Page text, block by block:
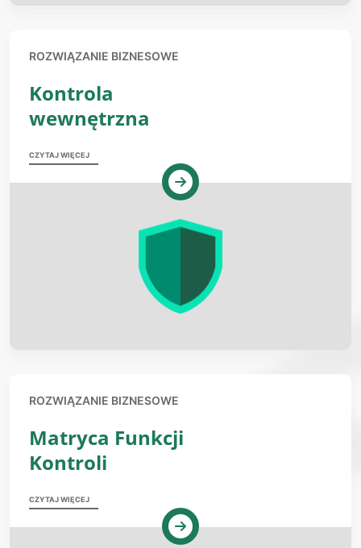
ROZWIĄZANIE BIZNESOWE
Kontrola
wewnętrzna
CZYTAJ WIĘCEJ
ROZWIĄZANIE BIZNESOWE
Matryca Funkcji
Kontroli
CZYTAJ WIĘCEJ